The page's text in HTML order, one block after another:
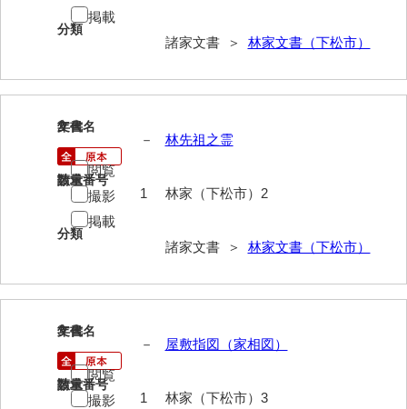
伊藤家文書（山口市）
伊藤家文書（宇部市）
井上一親文書
井上家文書（大和町）
井上家文書（防府市）
井上家文書（徳山市）
井上勉家文書（大和町）
井下家文書（埼玉県）
今井家文書
今川家文書
分類
諸家文書 ＞ 林家文書（下松市）
掲載
2
文書名
林先祖之霊
請求番号
林家（下松市）2
分類
諸家文書 ＞ 林家文書（下松市）
年代
－
数量
1
閲覧
撮影
掲載
3
文書名
屋敷指図（家相図）
請求番号
林家（下松市）3
年代
－
数量
1
閲覧
撮影